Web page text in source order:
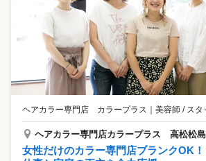
ヘアカラー専門店 カラープラス ｜ 美容師 / スタ
ヘアカラー専門店カラープラス 高松松
女性だけのカラー専門店ブランクOK！